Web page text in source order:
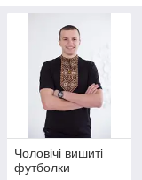
Якісна
Оперативна
Чоловічі вишиті
футболки